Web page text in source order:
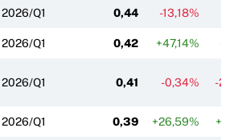
2026/Q1 0,44 -13,18%
2026/Q1 0,42 +47,14% -
2026/Q1 0,41 -0,34% -
2026/Q1 0,39 +26,59%